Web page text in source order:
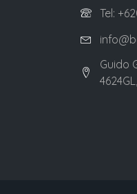
Tel:
Guido